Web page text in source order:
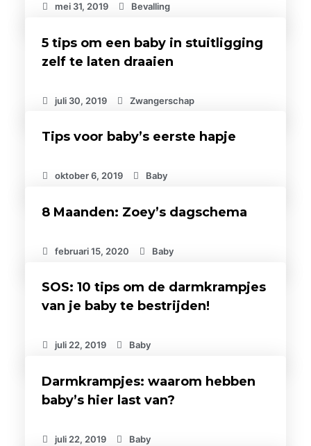
mei 31, 2019 Bevalling
5 tips om een baby in stuitligging
zelf te laten draaien
juli 30, 2019 Zwangerschap
Tips voor baby’s eerste hapje
oktober 6, 2019 Baby
8 Maanden: Zoey’s dagschema
februari 15, 2020 Baby
SOS: 10 tips om de darmkrampjes
van je baby te bestrijden!
juli 22, 2019 Baby
Darmkrampjes: waarom hebben
baby’s hier last van?
juli 22, 2019 Baby